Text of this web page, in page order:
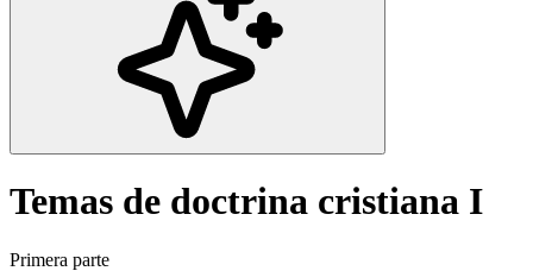
Temas de doctrina cristiana I
Primera parte